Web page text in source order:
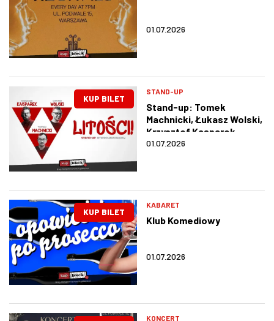
01.07.2026
KUP BILET
STAND-UP
Stand-up: Tomek
Machnicki, Łukasz Wolski,
Krzysztof Kasparek
01.07.2026
KUP BILET
KABARET
Klub Komediowy
01.07.2026
KONCERT